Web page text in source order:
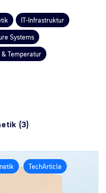
IT-Infrastruktur
Systems
Temperatur
(3)
TechArticle